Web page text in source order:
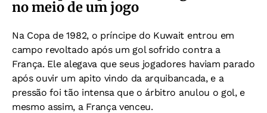
no meio de um jogo
Na Copa de 1982, o príncipe do Kuwait entrou em
campo revoltado após um gol sofrido contra a
França. Ele alegava que seus jogadores haviam parado
após ouvir um apito vindo da arquibancada, e a
pressão foi tão intensa que o árbitro anulou o gol, e
mesmo assim, a França venceu.